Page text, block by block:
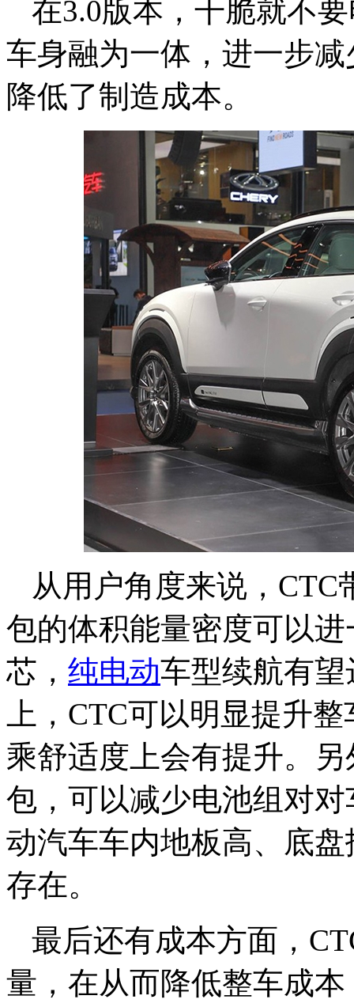
在3.0版本，干脆就不
车身融为一体，进一步
降低了制造成本。
从用户角度来说，
包的体积能量密度可以
芯， 纯电动车型续航有
上，CTC可以明显提升
乘舒适度上会有提升。
包，可以减少电池组对
动汽车车内地板高、底
存在。
最后还有成本方面，
量，在从而降低整车成